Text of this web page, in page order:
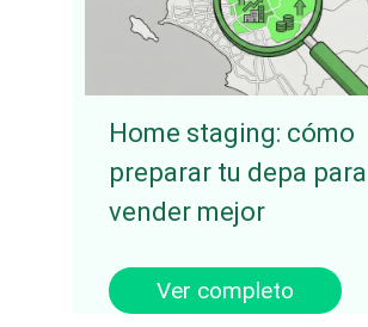
Home staging: cómo
preparar tu depa para
vender mejor
Ver completo